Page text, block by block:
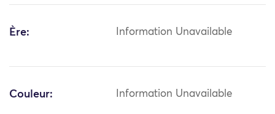
Ère: Information Unavailable
Couleur: Information Unavailable